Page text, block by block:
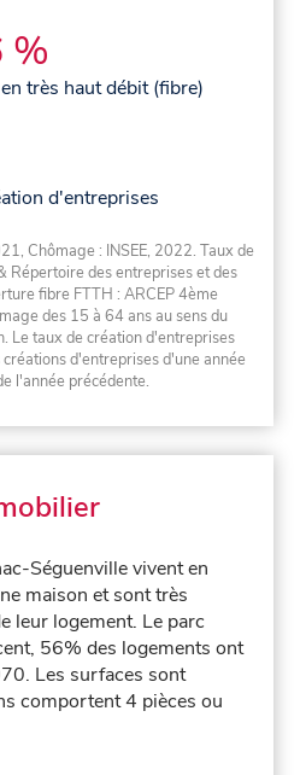
%
très haut débit (fibre)
d'entreprises
Chômage : INSEE, 2022. Taux de
Répertoire des entreprises et des
fibre FTTH : ARCEP 4ème
des 15 à 64 ans au sens du
Le taux de création d'entreprises
d'entreprises d'une année
l'année précédente.
Séguenville vivent en
maison et sont très
leur logement. Le parc
56% des logements ont
Les surfaces sont
comportent 4 pièces ou